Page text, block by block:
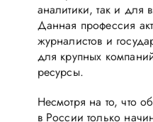
аналитики, так и для
Данная профессия
журналистов и
для крупных
ресурсы.
Несмотря на то, что
в России только